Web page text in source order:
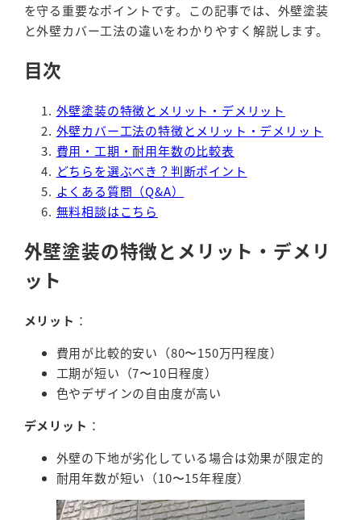
を守る重要なポイントです。この記事では、外壁塗装
と外壁カバー工法の違いをわかりやすく解説します。
目次
外壁塗装の特徴とメリット・デメリット
外壁カバー工法の特徴とメリット・デメリット
費用・工期・耐用年数の比較表
どちらを選ぶべき？判断ポイント
よくある質問（Q&A）
無料相談はこちら
外壁塗装の特徴とメリット・デメリ
ット
メリット ：
費用が比較的安い（80〜150万円程度）
工期が短い（7〜10日程度）
色やデザインの自由度が高い
デメリット ：
外壁の下地が劣化している場合は効果が限定的
耐用年数が短い（10〜15年程度）